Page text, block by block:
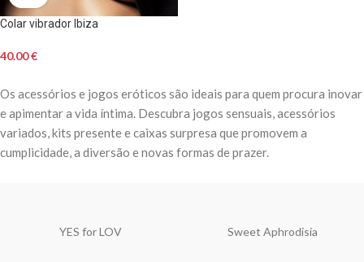
Colar vibrador Ibiza
40.00€
Os acessórios e jogos eróticos são ideais para quem procura inovar
e apimentar a vida íntima. Descubra jogos sensuais, acessórios
variados, kits presente e caixas surpresa que promovem a
cumplicidade, a diversão e novas formas de prazer.
YES for LOV Sweet Aphrodisia